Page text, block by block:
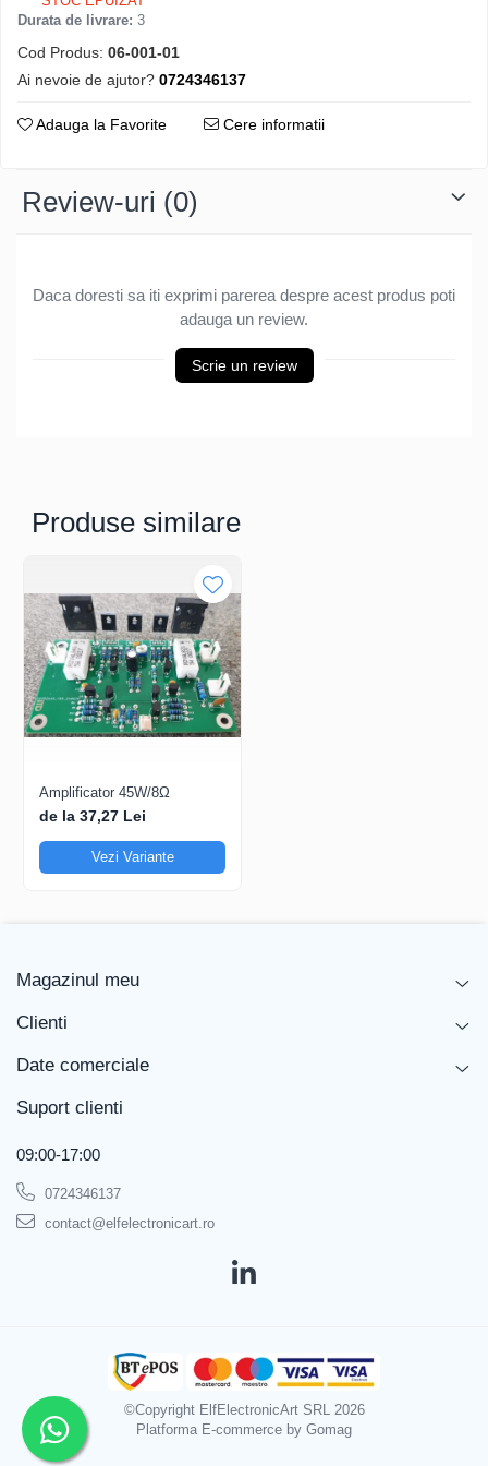
Durata de livrare: 3
Cod Produs: 06-001-01
Ai nevoie de ajutor? 0724346137
Adauga la Favorite Cere informatii
Review-uri (0)
Daca doresti sa iti exprimi parerea despre acest produs poti
adauga un review.
Scrie un review
Produse similare
Amplificator 45W/8Ω
de la 37,27 Lei
Vezi Variante
Magazinul meu
Clienti
Date comerciale
Suport clienti
09:00-17:00
0724346137
contact@elfelectronicart.ro
©Copyright ElfElectronicArt SRL 2026
Platforma E-commerce by Gomag